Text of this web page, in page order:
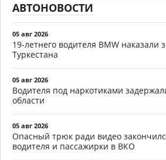
АВТОНОВОСТИ
05 авг 2026
19-летнего водителя BMW наказали
Туркестана
05 авг 2026
Водителя под наркотиками
области
05 авг 2026
Опасный трюк ради видео
водителя и пассажирки в ВКО